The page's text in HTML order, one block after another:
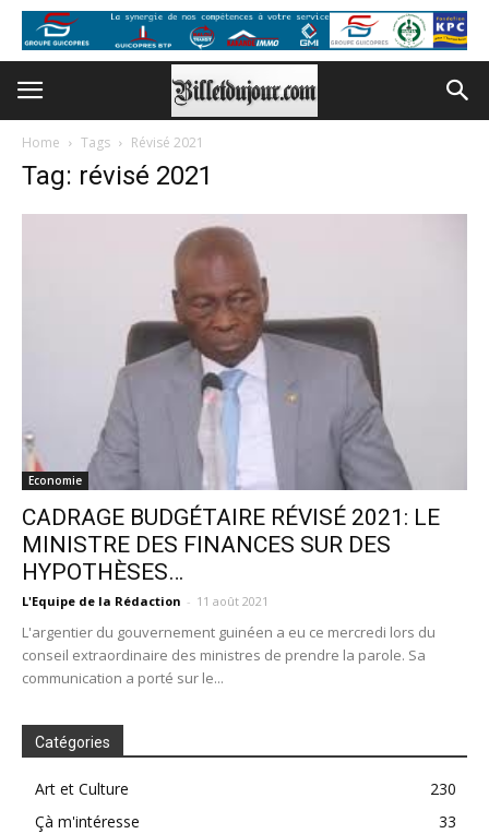
Home Tags Révisé 2021
Tag: révisé 2021
Economie
CADRAGE BUDGÉTAIRE RÉVISÉ 2021: LE
MINISTRE DES FINANCES SUR DES
HYPOTHÈSES…
L'Equipe de la Rédaction - 11 août 2021
L'argentier du gouvernement guinéen a eu ce mercredi lors du
conseil extraordinaire des ministres de prendre la parole. Sa
communication a porté sur le...
Catégories
Art et Culture
230
Çà m'intéresse
33